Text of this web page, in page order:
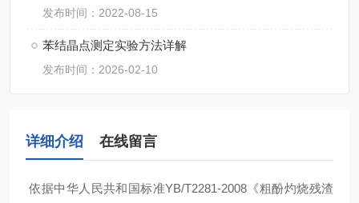
发布时间：2022-08-15
苯结晶点测定实验方法详解
发布时间：2026-02-10
详细介绍 在线留言
依据中华人民共和国标准YB/T2281-2008《粗酚灼烧残渣